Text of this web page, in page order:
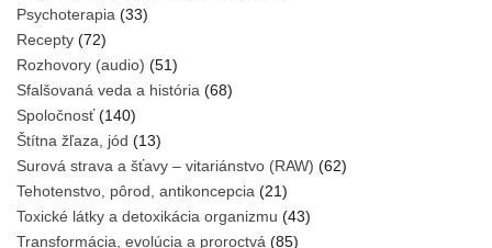
Psychoterapia (33)
Recepty (72)
Rozhovory (audio) (51)
Sfalšovaná veda a história (68)
Spoločnosť(140)
Štítna žľaza, jód (13)
Surová strava a šťavy – vitariánstvo (RAW) (62)
Tehotenstvo, pôrod, antikoncepcia (21)
Toxické látky a detoxikácia organizmu (43)
Transformácia, evolúcia a proroctvá (85)